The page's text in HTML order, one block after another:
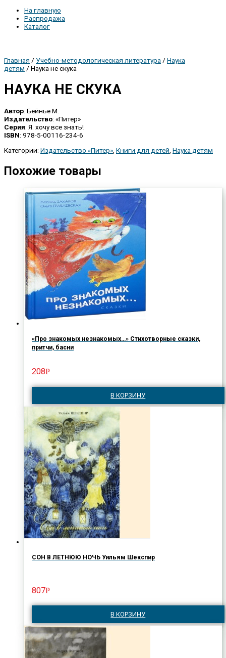
На главную
Распродажа
Каталог
Главная / Учебно-методологическая литература / Наука
детям / Наука не скука
НАУКА НЕ СКУКА
Автор: Бейнье М.
Издательство: «Питер»
Серия: Я. хочу все знать!
ISBN: 978-5-00116-234-6
Категории: Издательство «Питер» Книги для детей Наука детям
Похожие товары
«Про знакомых незнакомых…» Стихотворные сказки,
притчи, басни
208Р
В КОРЗИНУ
СОН В ЛЕТНЮЮ НОЧЬ Уильям Шекспир
807Р
В КОРЗИНУ